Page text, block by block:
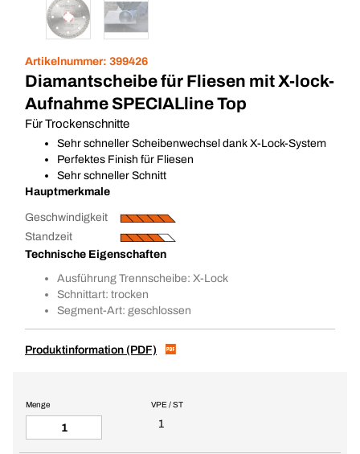
Artikelnummer: 399426
Diamantscheibe für Fliesen mit X-lock-
Aufnahme SPECIALline Top
Für Trockenschnitte
Sehr schneller Scheibenwechsel dank X-Lock-System
Perfektes Finish für Fliesen
Sehr schneller Schnitt
Hauptmerkmale
Geschwindigkeit
Standzeit
Technische Eigenschaften
Ausführung Trennscheibe: X-Lock
Schnittart: trocken
Segment-Art: geschlossen
Produktinformation (PDF)
VPE / ST
1
Menge